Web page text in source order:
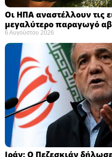
Οι ΗΠΑ αναστέλλουν τις
μεγαλύτερο παραγωγό
6 Αυγούστου 2026
Ιράν: Ο Πεζεσκιάν